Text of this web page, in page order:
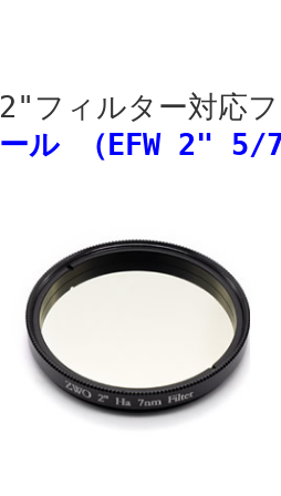
2"フィルター対応
ール （EFW 2" 5/